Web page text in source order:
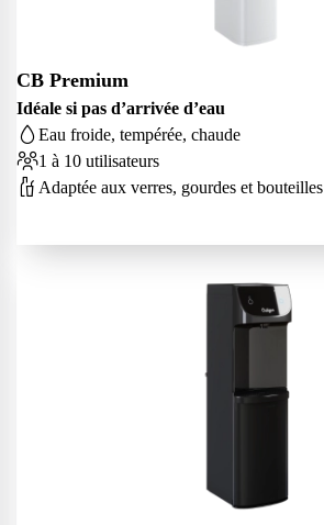
CB Premium
Idéale si pas d’arrivée d’eau
Eau froide, tempérée, chaude
1 à 10 utilisateurs
Adaptée aux verres, gourdes et bouteilles